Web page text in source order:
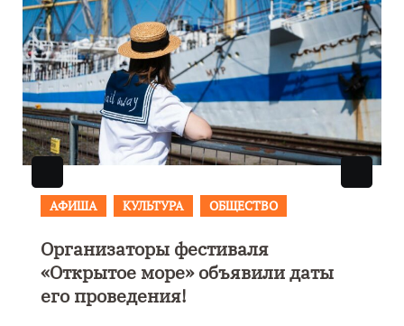
АФИША
В Калининграде пройдет
фестиваль искусств «Зимние
каникулы на Балтике»